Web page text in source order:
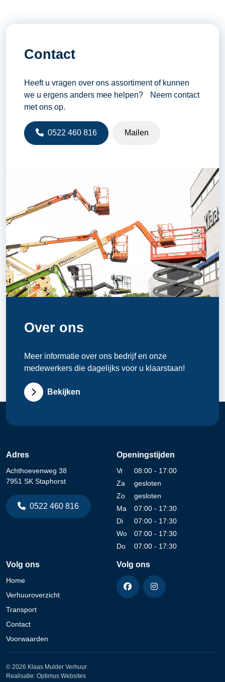
Contact
Heeft u vragen over ons assortiment of kunnen
we u ergens anders mee helpen? Neem contact
met ons op.
0522 460 816 Mailen
Over ons
Meer informatie over ons bedrijf en onze
medewerkers die dagelijks voor u klaarstaan!
Bekijken
Adres
Achthoevenweg 38
7951 SK Staphorst
0522 460 816
Openingstijden
Vr
08:00 - 17:00
Za
gesloten
Zo
gesloten
Ma
07:00 - 17:30
Di
07:00 - 17:30
Wo
07:00 - 17:30
Do
07:00 - 17:30
Volg ons
Home
Verhuuroverzicht
Transport
Contact
Voorwaarden
Volg ons
© 2026 Klaas Mulder Verhuur
Realisatie: Optimus Websites